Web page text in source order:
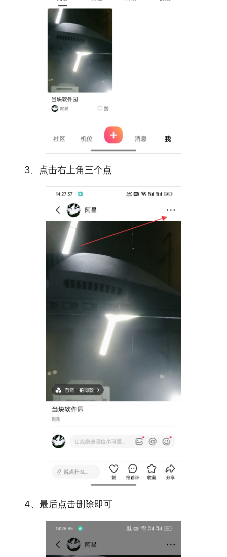
3、点击右上角三个点
4、最后点击删除即可